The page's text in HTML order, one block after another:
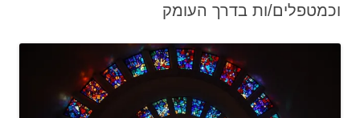
וכמטפלים/ות בדרך העומק